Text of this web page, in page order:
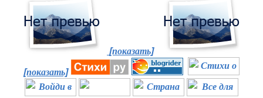
[показать]
[показать]